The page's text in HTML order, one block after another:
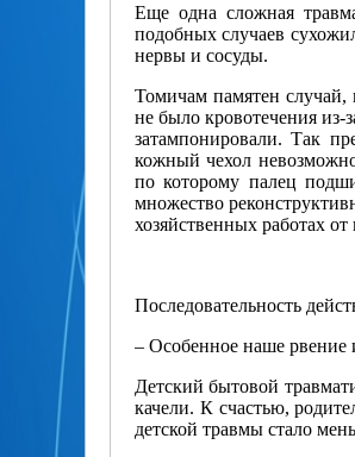
Еще одна сложная
подобных случаев
нервы и сосуды.
Томичам памятен случай,
не было кровотечения из-
затампонировали. Так
кожный чехол
по которому палец
множество
хозяйственных работах
Последовательность
– Особенное наше рвение
Детский бытовой
качели. К счастью,
детской травмы стало